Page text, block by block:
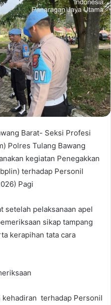
Barat- Seksi Profesi
Polres Tulang Bawang
kegiatan Penegakkan
terhadap Personil
Pagi
setelah pelaksanaan apel
sikap tampang
kerapihan tata cara
terhadap Personil